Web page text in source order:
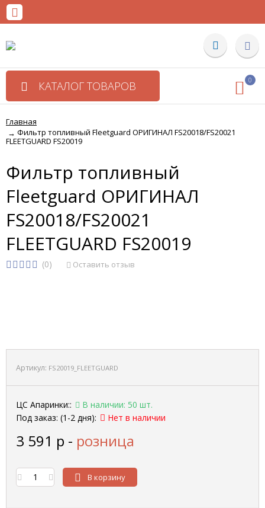
КАТАЛОГ ТОВАРОВ 0
Главная
→ Фильтр топливный Fleetguard ОРИГИНАЛ FS20018/FS20021
FLEETGUARD FS20019
Фильтр топливный
Fleetguard ОРИГИНАЛ
FS20018/FS20021
FLEETGUARD FS20019
(0) Оставить отзыв
Артикул: FS20019_FLEETGUARD
ЦС Апаринки::
В наличии: 50 шт.
Под заказ: (1-2 дня):
Нет в наличии
3 591 р - розница
В корзину